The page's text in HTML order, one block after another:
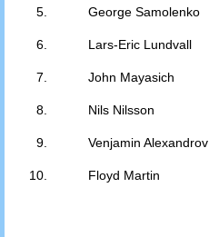
5. George Samolenko
6. Lars-Eric Lundvall
7. John Mayasich
8. Nils Nilsson
9. Venjamin Alexandrov
10. Floyd Martin